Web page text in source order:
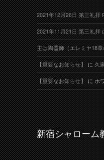
2021年12月26日 第三礼拝
2021年11月21日 第三礼拝
主は陶器師（エレミヤ18
【重要なお知らせ】に久
【重要なお知らせ】にホ
新宿シャローム